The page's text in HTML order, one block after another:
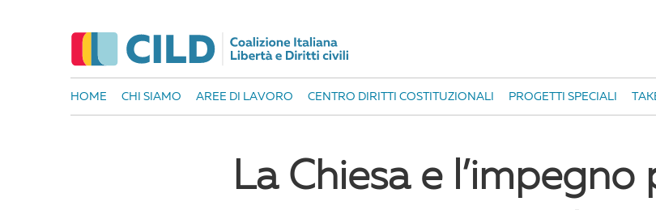
HOME CHI SIAMO AREE DI LAVORO CENTRO DIRITTI COSTITUZIONALI PROGETTI SPECIALI
La Chiesa e l’impegno